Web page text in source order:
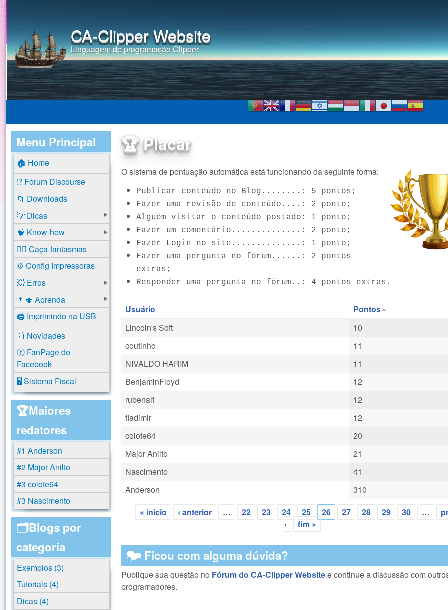
CA-Clipper Website
Linguagem de programação Clipper
🏆 Placar
O sistema de pontuação automática está funcionando da seguinte forma:
Publicar conteúdo no Blog........: 5 pontos;
Fazer uma revisão de conteúdo....: 2 ponto;
Alguém visitar o conteúdo postado: 1 ponto;
Fazer um comentário..............: 2 ponto;
Fazer Login no site..............: 1 ponto;
Fazer uma pergunta no fórum......: 2 pontos
extras;
Responder uma pergunta no fórum..: 4 pontos extras.
Usuário
Pontos
Lincoln's Soft
10
coutinho
11
NIVALDO HARIM
11
BenjaminFloyd
12
rubenalf
12
fladimir
12
coiote64
20
Major Anilto
21
Nascimento
41
Anderson
310
« início ‹ anterior … 22 23 24 25 26 27 28 29 30 …
›
fim »
🗫 Ficou com alguma dúvida?
Publique sua questão no Fórum do CA-Clipper Websitee continue a discussão com
programadores.
Menu Principal
🏠 Home
⁉️ Fórum Discourse
📁 Downloads
💡 Dicas
🧠 Know-how
🕵️‍♂️ Caça-fantasmas
⚙️ Config Impressoras
💥 Erros
👨‍🎓 Aprenda
🖨️ Imprimindo na USB
📰 Novidades
ⓕ FanPage do
Facebook
🖥️ Sistema Fiscal
🏆Maiores
redatores
#1 Anderson
#2 Major Anilto
#3 coiote64
#3 Nascimento
🗂️Blogs por
categoria
Exemplos (3)
Tutoriais (4)
Dicas (4)